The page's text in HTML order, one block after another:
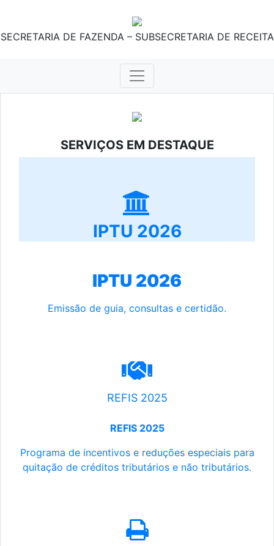
SECRETARIA DE FAZENDA – SUBSECRETARIA DE RECEITA
SERVIÇOS EM DESTAQUE
IPTU 2026
IPTU 2026
Emissão de guia, consultas e certidão.
REFIS 2025
REFIS 2025
Programa de incentivos e reduções especiais para
quitação de créditos tributários e não tributários.